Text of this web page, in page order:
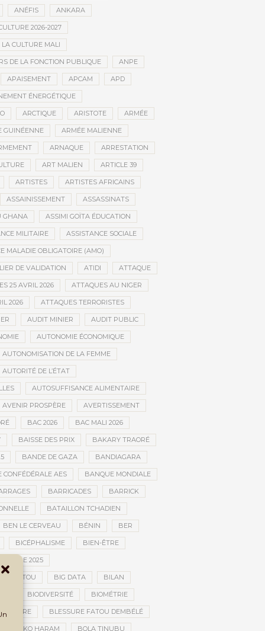
ANÉFIS ANKARA
2026-2027
CULTURE MALI
DE LA FONCTION PUBLIQUE ANPE
APAISEMENT APCAM APD
ÉNERGÉTIQUE
ARCTIQUE ARISTOTE ARMÉE
GUINÉENNE ARMÉE MALIENNE
ARNAQUE ARRESTATION
ART MALIEN ARTICLE 39
ARTISTES ARTISTES AFRICAINS
ASSAINISSEMENT ASSASSINATS
GHANA ASSIMI GOÏTA ÉDUCATION
MILITAIRE ASSISTANCE SOCIALE
MALADIE OBLIGATOIRE (AMO)
DE VALIDATION ATIDI ATTAQUE
25 AVRIL 2026 ATTAQUES AU NIGER
2026 ATTAQUES TERRORISTES
AUDIT MINIER AUDIT PUBLIC
AUTONOMIE ÉCONOMIQUE
AUTONOMISATION DE LA FEMME
AUTORITÉ DE L’ÉTAT
AUTOSUFFISANCE ALIMENTAIRE
AVENIR PROSPÈRE AVERTISSEMENT
BAC 2026 BAC MALI 2026
BAISSE DES PRIX BAKARY TRAORÉ
BANDE DE GAZA BANDIAGARA
AES BANQUE MONDIALE
BARRICADES BARRICK
BATAILLON TCHADIEN
BEN LE CERVEAU BÉNIN BER
BICÉPHALISME BIEN-ÊTRE
2025
BIG DATA BILAN
BIODIVERSITÉ BIOMÉTRIE
GUERRE BLESSURE FATOU DEMBÉLÉ
BOKO HARAM BOLA TINUBU